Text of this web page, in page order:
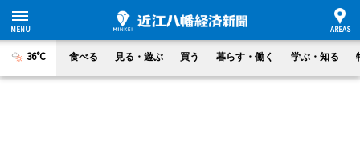
36°C 食べる 見る・遊ぶ 買う 暮らす・働く 学ぶ・知る